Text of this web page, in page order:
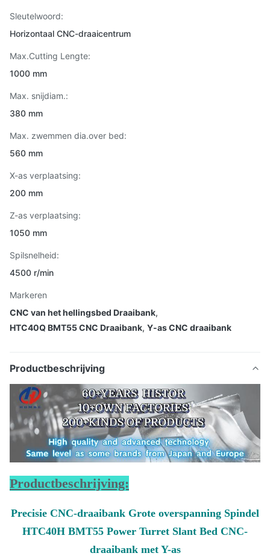
Sleutelwoord:
Horizontaal CNC-draaicentrum
Max.Cutting Lengte:
1000 mm
Max. snijdiam.:
380 mm
Max. zwemmen dia.over bed:
560 mm
X-as verplaatsing:
200 mm
Z-as verplaatsing:
1050 mm
Spilsnelheid:
4500 r/min
Markeren
CNC van het hellingsbed Draaibank,
HTC40Q BMT55 CNC Draaibank, Y-as CNC draaibank
Productbeschrijving
Productbeschrijving:
Precisie CNC-draaibank Grote overspanning Spindel
HTC40H BMT55 Power Turret Slant Bed CNC-
draaibank met Y-as